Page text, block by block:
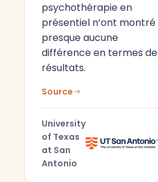
psychothérapie en
présentiel n’ont montré
presque aucune
différence en termes de
résultats.
Source
University
of Texas
at San
Antonio